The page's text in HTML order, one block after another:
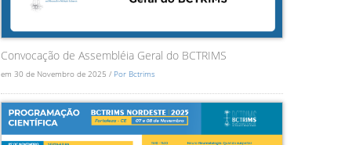
Convocação de Assembléia Geral do BCTRIMS
em 30 de Novembro de 2025 / Por Bctrims